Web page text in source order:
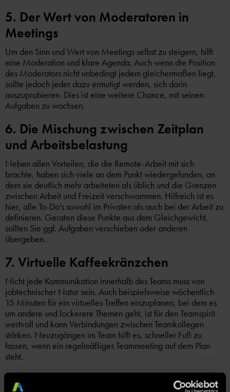
5. Der Wert von Moderatoren in
Meetings
Um den Sinn und Wert von Meetings selbst zu steigern, hilft
eine Moderation und klare Agenda. Auch wenn die Position
des Moderators nicht unbedingt jedem gleichermaßen liegt,
sollte jedoch jeder dazu ermutigt werden, sich darin
auszuprobieren. Dies ist eine weitere Chance, mit seinen
Aufgaben zu wachsen.
6. Die Mischung zwischen Zeitplan
und Arbeitsbelastung
Neben allen Vorteilen, die die Remote-Arbeit mit sich
brachte, haben sich viele an dem Punkt wiedergefunden, an
dem sie deutlich mehr arbeiteten als üblich und die Grenzen
zwischen Arbeit und Freizeit verschwammen. Hilfreich ist es
hier, alle To-Do's sowohl im Privaten als auch bei der Arbeit zu
definieren. Geraten diese Punkte aus dem Gleichgewicht,
sollten Sie ggf. Aufgaben verschieben oder anderen
übergeben.
7. Virtuelle Kaffeekränzchen
Nicht jede Kommunikation innerhalb des Teams muss von
jobtechnischer Natur sein. Auch beispielsweise wöchentlich
15 Minuten für ein virtuelles Treffen einzuplanen, bei dem es
um andere und lockerere Themen geht, ist für den Teamspirit
wertvoll und kann Verbindungen zwischen Teamkollegen
stärken. Neuzugängen im Team hilft es, schneller Fuß zu
fassen, wenn ein regelmäßiges Teammeeting auf dem Plan
steht.
8. Sind Probleme klar definiert, lassen